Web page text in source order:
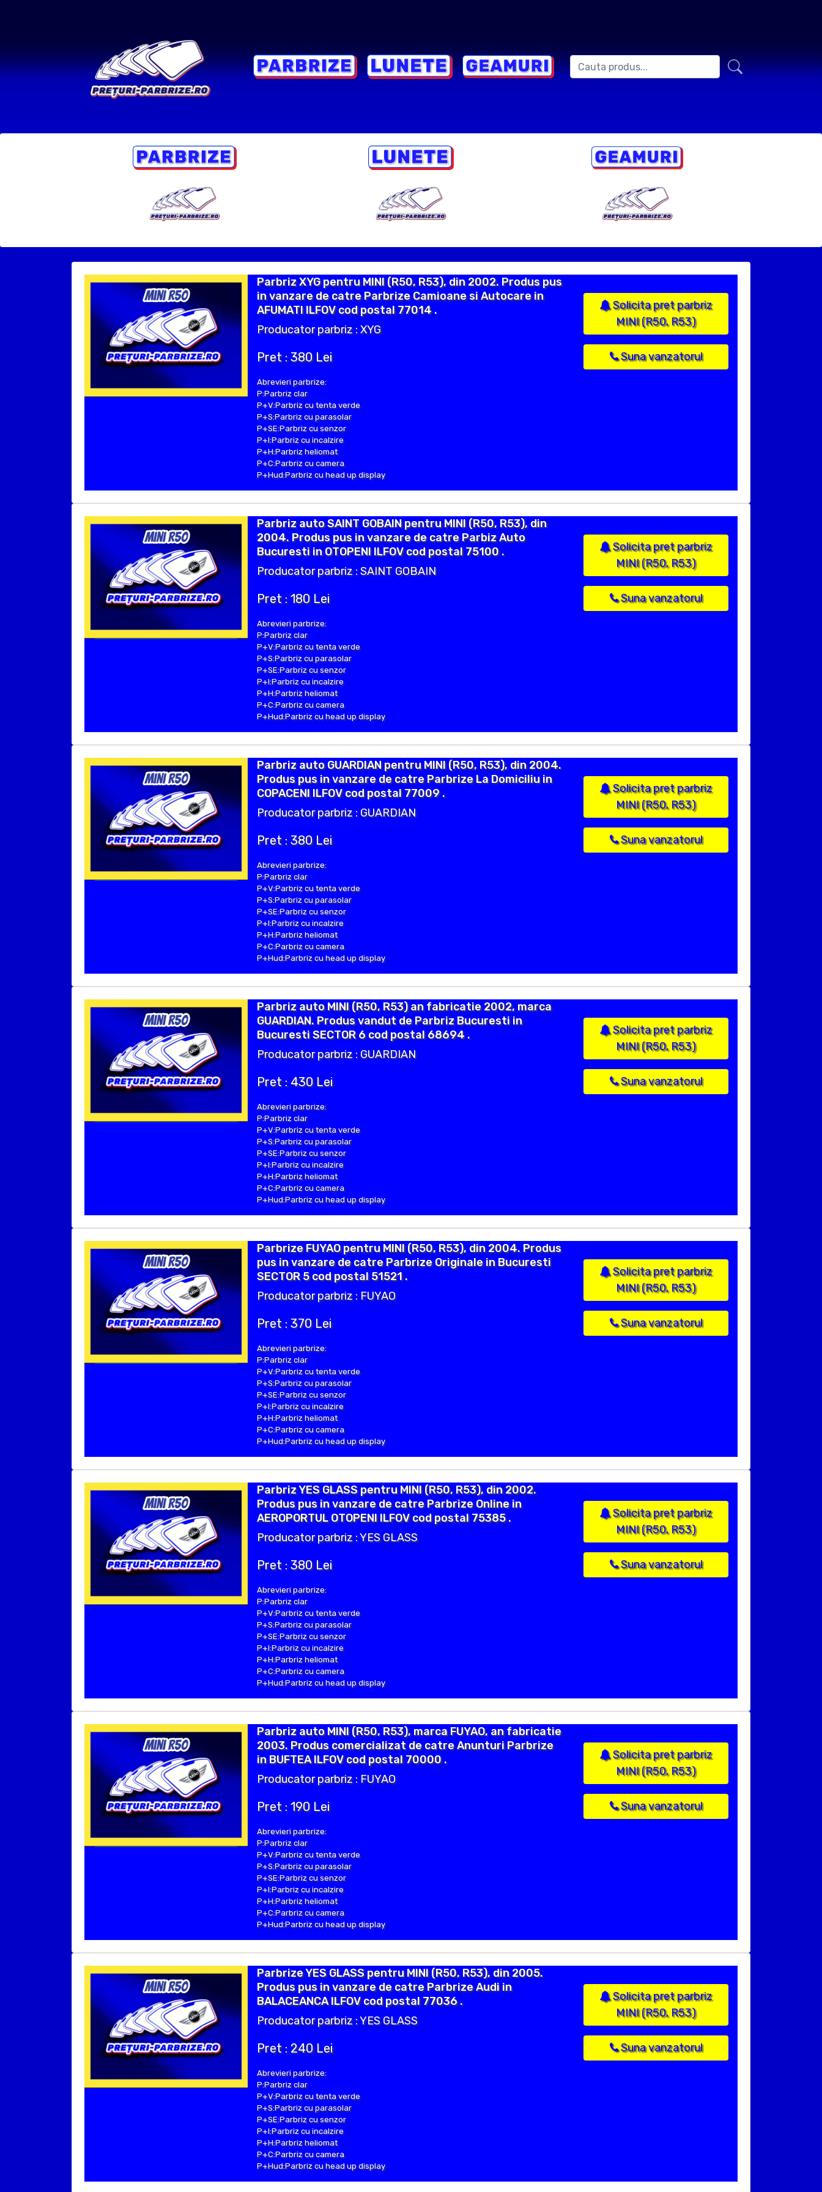
Parbriz XYG pentru MINI (R50, R53), din 2002. Produs pus
in vanzare de catre Parbrize Camioane si Autocare in
AFUMATI ILFOV cod postal 77014 .
Producator parbriz : XYG
Pret : 380 Lei
Abrevieri parbrize:
P:Parbriz clar
P+V:Parbriz cu tenta verde
P+S:Parbriz cu parasolar
P+SE:Parbriz cu senzor
P+I:Parbriz cu incalzire
P+H:Parbriz heliomat
P+C:Parbriz cu camera
P+Hud:Parbriz cu head up display
Solicita pret parbriz
MINI (R50, R53)
Suna vanzatorul
Parbriz auto SAINT GOBAIN pentru MINI (R50, R53), din
2004. Produs pus in vanzare de catre Parbiz Auto
Bucuresti in OTOPENI ILFOV cod postal 75100 .
Producator parbriz : SAINT GOBAIN
Pret : 180 Lei
Abrevieri parbrize:
P:Parbriz clar
P+V:Parbriz cu tenta verde
P+S:Parbriz cu parasolar
P+SE:Parbriz cu senzor
P+I:Parbriz cu incalzire
P+H:Parbriz heliomat
P+C:Parbriz cu camera
P+Hud:Parbriz cu head up display
Solicita pret parbriz
MINI (R50, R53)
Suna vanzatorul
Parbriz auto GUARDIAN pentru MINI (R50, R53), din 2004.
Produs pus in vanzare de catre Parbrize La Domiciliu in
COPACENI ILFOV cod postal 77009 .
Producator parbriz : GUARDIAN
Pret : 380 Lei
Abrevieri parbrize:
P:Parbriz clar
P+V:Parbriz cu tenta verde
P+S:Parbriz cu parasolar
P+SE:Parbriz cu senzor
P+I:Parbriz cu incalzire
P+H:Parbriz heliomat
P+C:Parbriz cu camera
P+Hud:Parbriz cu head up display
Solicita pret parbriz
MINI (R50, R53)
Suna vanzatorul
Parbriz auto MINI (R50, R53) an fabricatie 2002, marca
GUARDIAN. Produs vandut de Parbriz Bucuresti in
Bucuresti SECTOR 6 cod postal 68694 .
Producator parbriz : GUARDIAN
Pret : 430 Lei
Abrevieri parbrize:
P:Parbriz clar
P+V:Parbriz cu tenta verde
P+S:Parbriz cu parasolar
P+SE:Parbriz cu senzor
P+I:Parbriz cu incalzire
P+H:Parbriz heliomat
P+C:Parbriz cu camera
P+Hud:Parbriz cu head up display
Solicita pret parbriz
MINI (R50, R53)
Suna vanzatorul
Parbrize FUYAO pentru MINI (R50, R53), din 2004. Produs
pus in vanzare de catre Parbrize Originale in Bucuresti
SECTOR 5 cod postal 51521 .
Producator parbriz : FUYAO
Pret : 370 Lei
Abrevieri parbrize:
P:Parbriz clar
P+V:Parbriz cu tenta verde
P+S:Parbriz cu parasolar
P+SE:Parbriz cu senzor
P+I:Parbriz cu incalzire
P+H:Parbriz heliomat
P+C:Parbriz cu camera
P+Hud:Parbriz cu head up display
Solicita pret parbriz
MINI (R50, R53)
Suna vanzatorul
Parbriz YES GLASS pentru MINI (R50, R53), din 2002.
Produs pus in vanzare de catre Parbrize Online in
AEROPORTUL OTOPENI ILFOV cod postal 75385 .
Producator parbriz : YES GLASS
Pret : 380 Lei
Abrevieri parbrize:
P:Parbriz clar
P+V:Parbriz cu tenta verde
P+S:Parbriz cu parasolar
P+SE:Parbriz cu senzor
P+I:Parbriz cu incalzire
P+H:Parbriz heliomat
P+C:Parbriz cu camera
P+Hud:Parbriz cu head up display
Solicita pret parbriz
MINI (R50, R53)
Suna vanzatorul
Parbriz auto MINI (R50, R53), marca FUYAO, an fabricatie
2003. Produs comercializat de catre Anunturi Parbrize
in BUFTEA ILFOV cod postal 70000 .
Producator parbriz : FUYAO
Pret : 190 Lei
Abrevieri parbrize:
P:Parbriz clar
P+V:Parbriz cu tenta verde
P+S:Parbriz cu parasolar
P+SE:Parbriz cu senzor
P+I:Parbriz cu incalzire
P+H:Parbriz heliomat
P+C:Parbriz cu camera
P+Hud:Parbriz cu head up display
Solicita pret parbriz
MINI (R50, R53)
Suna vanzatorul
Parbrize YES GLASS pentru MINI (R50, R53), din 2005.
Produs pus in vanzare de catre Parbrize Audi in
BALACEANCA ILFOV cod postal 77036 .
Producator parbriz : YES GLASS
Pret : 240 Lei
Abrevieri parbrize:
P:Parbriz clar
P+V:Parbriz cu tenta verde
P+S:Parbriz cu parasolar
P+SE:Parbriz cu senzor
P+I:Parbriz cu incalzire
P+H:Parbriz heliomat
P+C:Parbriz cu camera
P+Hud:Parbriz cu head up display
Solicita pret parbriz
MINI (R50, R53)
Suna vanzatorul